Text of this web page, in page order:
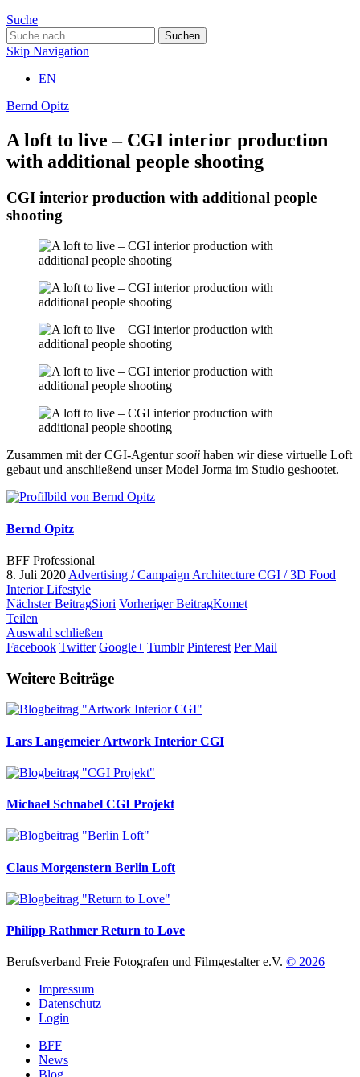
Suche
Skip Navigation
EN
Bernd Opitz
A loft to live – CGI interior production
with additional people shooting
CGI interior production with additional people
shooting
Zusammen mit der CGI-Agentursooii haben wir diese virtuelle Loft
gebaut und anschließend unser Model Jorma im Studio geshootet.
Bernd Opitz
BFF Professional
8. Juli 2020 Advertising / Campaign Architecture CGI / 3D Food
InteriorLifestyle
Nächster BeitragSiori Vorheriger BeitragKomet
Teilen
Auswahl schließen
Facebook Twitter Google+ Tumblr Pinterest Per Mail
Weitere Beiträge
Lars Langemeier Artwork Interior CGI
Michael Schnabel CGI Projekt
Claus Morgenstern Berlin Loft
Philipp Rathmer Return to Love
Berufsverband Freie Fotografen und Filmgestalter e.V. © 2026
Impressum
Datenschutz
Login
BFF
News